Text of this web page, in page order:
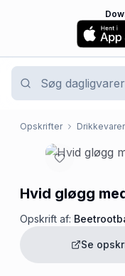
Opskrifter Drikkevarer
Hvid gløgg
Opskrift af:
Se